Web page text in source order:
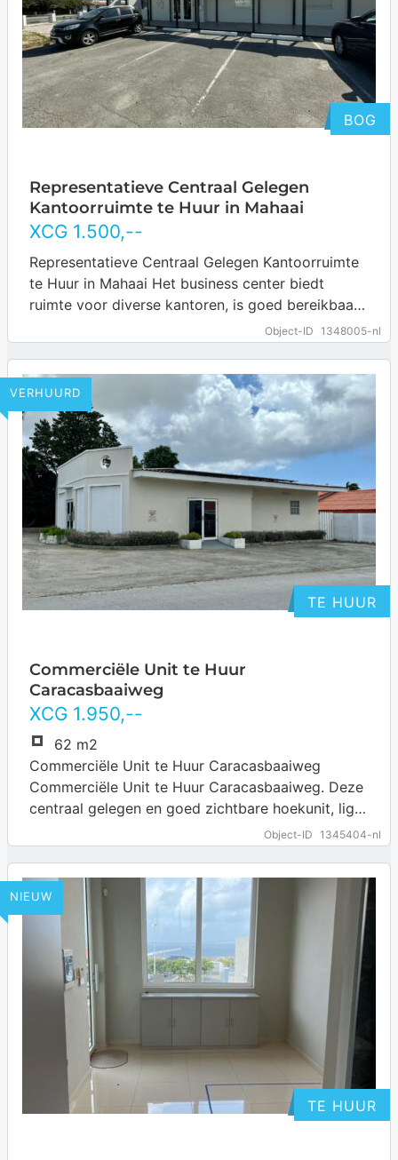
BOG
Representatieve Centraal Gelegen
Kantoorruimte te Huur in Mahaai
XCG 1.500,--
Object-ID 1348005-nl
Representatieve Centraal Gelegen Kantoorruimte
te Huur in Mahaai Het business center biedt
ruimte voor diverse kantoren, is goed bereikbaar,
heeft parkeergelegenheid voor de deur en een
bemande receptie…… more
VERHUURD
TE HUUR
Commerciële Unit te Huur
Caracasbaaiweg
XCG 1.950,--
Object-ID 1345404-nl
62 m2
Commerciële Unit te Huur Caracasbaaiweg
Commerciële Unit te Huur Caracasbaaiweg. Deze
centraal gelegen en goed zichtbare hoekunit, ligt
aan het begin van de Caracasbaaiweg, vlakbij
Janwe. Het pand…… more
NIEUW
TE HUUR